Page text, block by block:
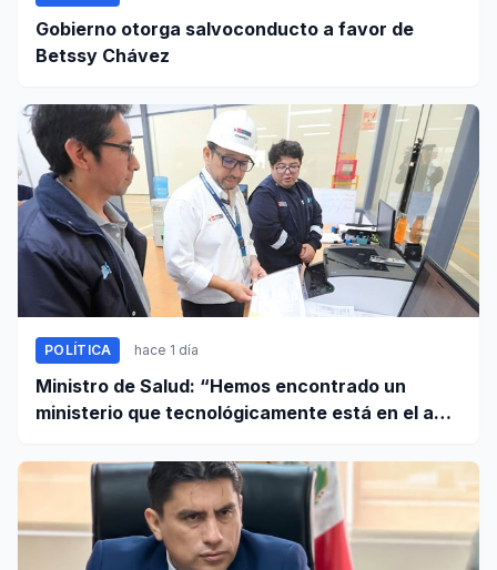
Gobierno otorga salvoconducto a favor de
Betssy Chávez
POLÍTICA hace 1 día
Ministro de Salud: “Hemos encontrado un
ministerio que tecnológicamente está en el año